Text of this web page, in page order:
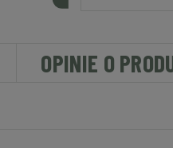
OPINIE O